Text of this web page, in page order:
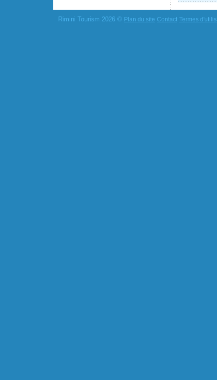
Rimini Tourism 2026 © Plan du site Contact Termes